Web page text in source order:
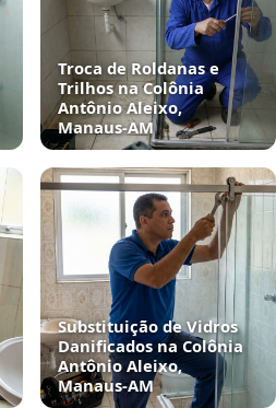
Troca de Roldanas e
Trilhos na Colônia
Antônio Aleixo,
Manaus‑AM
Substituição de Vidros
Danificados na Colônia
Antônio Aleixo,
Manaus‑AM